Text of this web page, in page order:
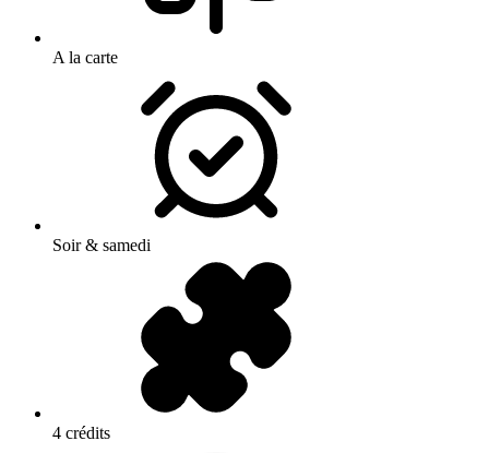
A la carte
Soir & samedi
4 crédits